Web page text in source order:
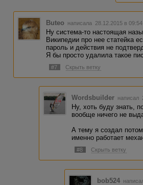
Buteo написала 28.12.2015 в 09:54
Ну система-то настоящая
Википедии про нее статейка
пароль и действия не
Я бы просто удалила такое
#7 Скрыть ветку
Wordsbuilder написал
Ну, хоть буду знать,
вообще ничего не
А тему я создал
именно работает
#8 Скрыть ветку
bob524